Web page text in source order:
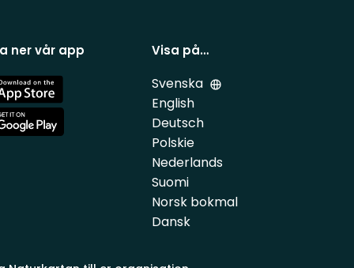
ner vår app Visa på…
Svenska
English
Deutsch
Polskie
Nederlands
Suomi
Norsk bokmal
Dansk